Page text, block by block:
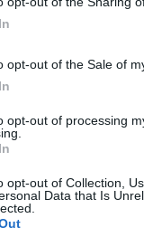
opt-out of the Sale of
opt-out of processing
opt-out of Collection,
Data that Is
«Οι
«ο
και
από τον
η ανδρεία».
το όραμα
και